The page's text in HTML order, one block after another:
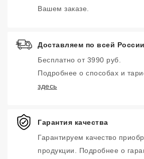
Вашем заказе.
Доставляем по всей России
Бесплатно от 3990 руб.
Подробнее о способах и
здесь
Гарантия качества
Гарантируем качество
продукции. Подробнее о